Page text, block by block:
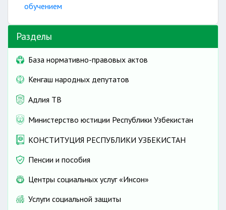
обучением
Разделы
База нормативно-правовых актов
Кенгаш народных депутатов
Адлия ТВ
Министерство юстиции Республики Узбекистан
КОНСТИТУЦИЯ РЕСПУБЛИКИ УЗБЕКИСТАН
Пенсии и пособия
Центры социальных услуг «Инсон»
Услуги социальной защиты